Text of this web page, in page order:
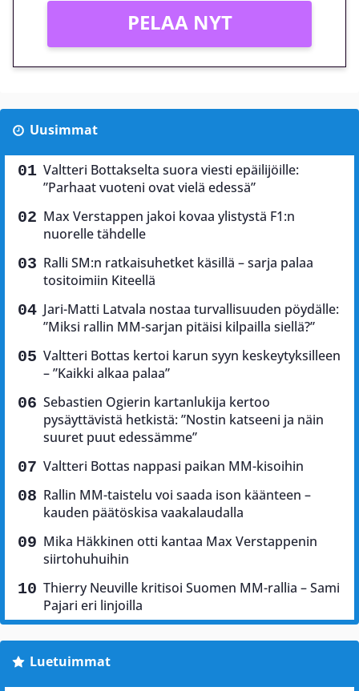
PELAA NYT
Uusimmat
Valtteri Bottakselta suora viesti epäilijöille:
”Parhaat vuoteni ovat vielä edessä”
Max Verstappen jakoi kovaa ylistystä F1:n
nuorelle tähdelle
Ralli SM:n ratkaisuhetket käsillä – sarja palaa
tositoimiin Kiteellä
Jari-Matti Latvala nostaa turvallisuuden pöydälle:
”Miksi rallin MM-sarjan pitäisi kilpailla siellä?”
Valtteri Bottas kertoi karun syyn keskeytyksilleen
– ”Kaikki alkaa palaa”
Sebastien Ogierin kartanlukija kertoo
pysäyttävistä hetkistä: ”Nostin katseeni ja näin
suuret puut edessämme”
Valtteri Bottas nappasi paikan MM-kisoihin
Rallin MM-taistelu voi saada ison käänteen –
kauden päätöskisa vaakalaudalla
Mika Häkkinen otti kantaa Max Verstappenin
siirtohuhuihin
Thierry Neuville kritisoi Suomen MM-rallia – Sami
Pajari eri linjoilla
Luetuimmat